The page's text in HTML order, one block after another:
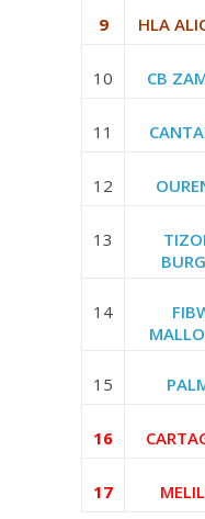
9 HLA
10 CB
11
12
13
14
15
16
17